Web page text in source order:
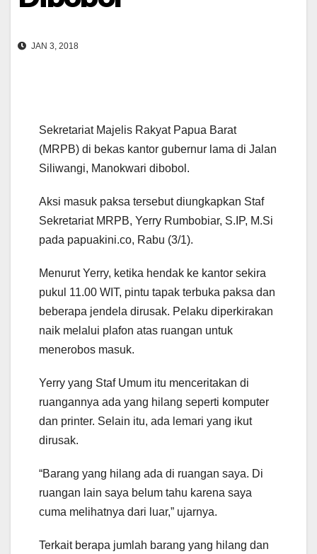
JAN 3, 2018
Sekretariat Majelis Rakyat Papua Barat
(MRPB) di bekas kantor gubernur lama di Jalan
Siliwangi, Manokwari dibobol.
Aksi masuk paksa tersebut diungkapkan Staf
Sekretariat MRPB, Yerry Rumbobiar, S.IP, M.Si
pada papuakini.co, Rabu (3/1).
Menurut Yerry, ketika hendak ke kantor sekira
pukul 11.00 WIT, pintu tapak terbuka paksa dan
beberapa jendela dirusak. Pelaku diperkirakan
naik melalui plafon atas ruangan untuk
menerobos masuk.
Yerry yang Staf Umum itu menceritakan di
ruangannya ada yang hilang seperti komputer
dan printer. Selain itu, ada lemari yang ikut
dirusak.
“Barang yang hilang ada di ruangan saya. Di
ruangan lain saya belum tahu karena saya
cuma melihatnya dari luar,” ujarnya.
Terkait berapa jumlah barang yang hilang dan